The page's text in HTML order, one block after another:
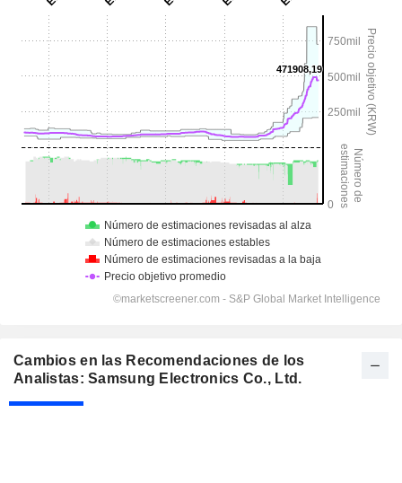
Cambios en las Recomendaciones de los
Analistas: Samsung Electronics Co., Ltd.